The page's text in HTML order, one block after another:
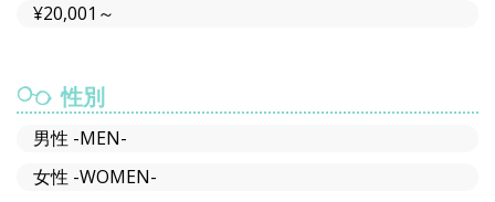
¥20,001～
性別
男性 -MEN-
女性 -WOMEN-